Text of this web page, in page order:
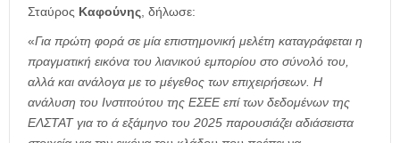
Σταύρος Καφούνης, δήλωσε:
«Για πρώτη φορά σε μία επιστημονική μελέτη καταγράφεται η
πραγματική εικόνα του λιανικού εμπορίου στο σύνολό του,
αλλά και ανάλογα με το μέγεθος των επιχειρήσεων. Η
ανάλυση του Ινστιτούτου της ΕΣΕΕ επί των δεδομένων της
ΕΛΣΤΑΤ για το ά εξάμηνο του 2025 παρουσιάζει αδιάσειστα